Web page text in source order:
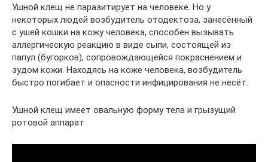
Ушной клещ не паразитирует на человеке. Но у
некоторых людей возбудитель отодектоза, занесённый
с ушей кошки на кожу человека, способен вызывать
аллергическую реакцию в виде сыпи, состоящей из
папул (бугорков), сопровождающейся покраснением и
зудом кожи. Находясь на коже человека, возбудитель
быстро погибает и опасности инфицирования не несёт.
Ушной клещ имеет овальную форму тела и грызущий
ротовой аппарат